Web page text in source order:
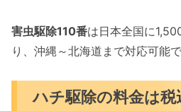
害虫駆除110番は日本全国に
り、沖縄～北海道まで対応可能で
ハチ駆除の料金は